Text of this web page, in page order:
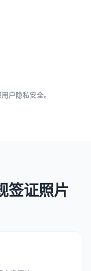
户隐私安全。
签证照片